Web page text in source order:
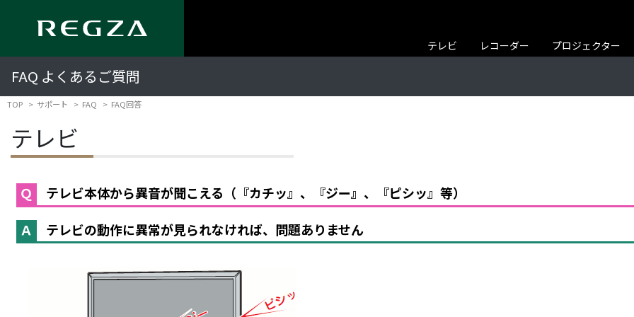
テレビ レコーダー プロジェクター
FAQ よくあるご質問
TOP サポート FAQ FAQ回答
テレビ